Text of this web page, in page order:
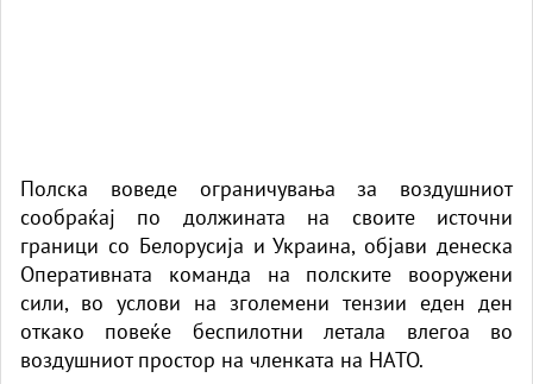
Полска воведе ограничувања за воздушниот
сообраќај по должината на своите источни
граници со Белорусија и Украина, објави денеска
Оперативната команда на полските вооружени
сили, во услови на зголемени тензии еден ден
откако повеќе беспилотни летала влегоа во
воздушниот простор на членката на НАТО.